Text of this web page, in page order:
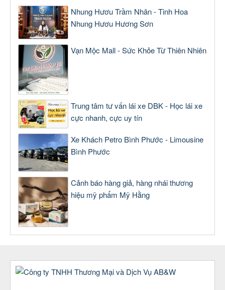
Nhung Hươu Trầm Nhân - Tinh Hoa
Nhung Hươu Hương Sơn
Vạn Mộc Mall - Sức Khỏe Từ Thiên Nhiên
Trung tâm tư vấn lái xe DBK - Học lái xe
cực nhanh, cực uy tín
Xe Khách Petro Bình Phước - Limousine
Bình Phước
Cảnh báo hàng giả, hàng nhái thương
hiệu mỹ phẩm Mỹ Hằng